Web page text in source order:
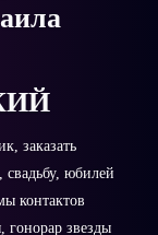
заказать
свадьбу, юбилей
контактов
гонорар звезды